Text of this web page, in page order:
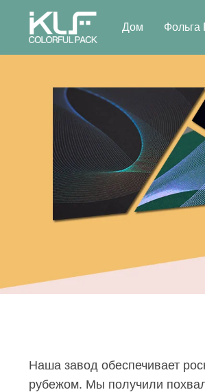
Дом Фольга
Наша завод обеспечивает
рубежом. Мы получили